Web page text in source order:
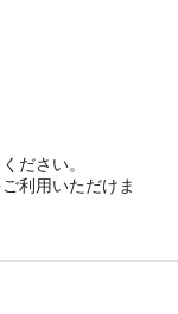
ださい。
利用いただけま